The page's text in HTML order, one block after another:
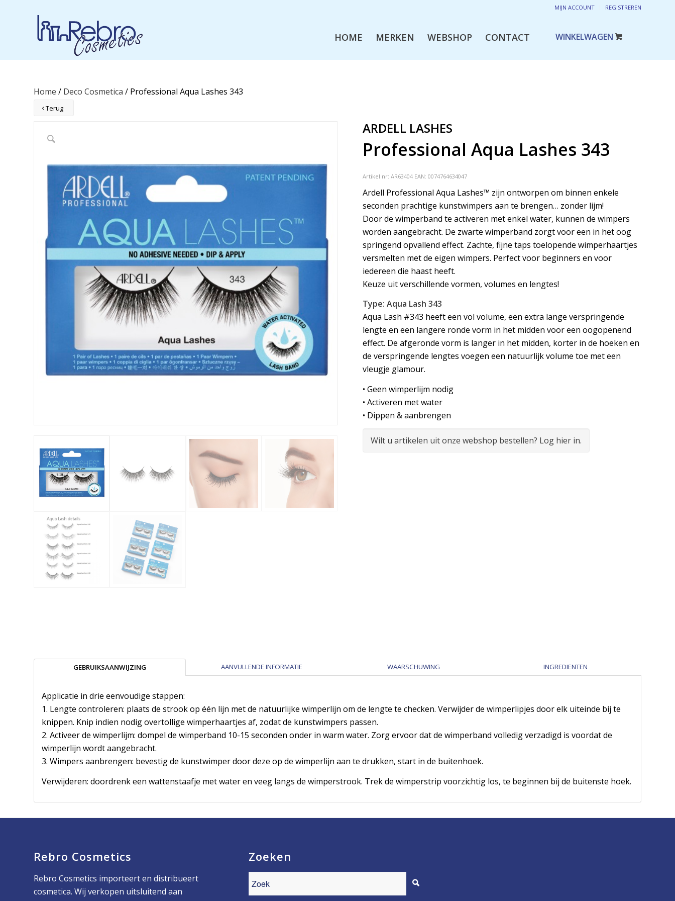
MIJN ACCOUNT REGISTREREN
HOME MERKEN WEBSHOP CONTACT
Home / Deco Cosmetica / Professional Aqua Lashes 343
Terug
ARDELL LASHES
Professional Aqua Lashes 343
Artikel nr: AR63404 EAN: 0074764634047
Ardell Professional Aqua Lashes™ zijn ontworpen om binnen enkele
seconden prachtige kunstwimpers aan te brengen… zonder lijm!
Door de wimperband te activeren met enkel water, kunnen de wimpers
worden aangebracht. De zwarte wimperband zorgt voor een in het oog
springend opvallend effect. Zachte, fijne taps toelopende wimperhaartjes
versmelten met de eigen wimpers. Perfect voor beginners en voor
iedereen die haast heeft.
Keuze uit verschillende vormen, volumes en lengtes!
Type: Aqua Lash 343
Aqua Lash #343 heeft een vol volume, een extra lange verspringende
lengte en een langere ronde vorm in het midden voor een oogopenend
effect. De afgeronde vorm is langer in het midden, korter in de hoeken en
de verspringende lengtes voegen een natuurlijk volume toe met een
vleugje glamour.
• Geen wimperlijm nodig
• Activeren met water
• Dippen & aanbrengen
Wilt u artikelen uit onze webshop bestellen? Log hier in.
GEBRUIKSAANWIJZING AANVULLENDE INFORMATIE WAARSCHUWING INGREDIENTEN
Applicatie in drie eenvoudige stappen:
1. Lengte controleren: plaats de strook op één lijn met de natuurlijke wimperlijn om de lengte te checken. Verwijder de wimperlipjes door elk uiteinde bij te
knippen. Knip indien nodig overtollige wimperhaartjes af, zodat de kunstwimpers passen.
2. Activeer de wimperlijm: dompel de wimperband 10-15 seconden onder in warm water. Zorg ervoor dat de wimperband volledig verzadigd is voordat de
wimperlijn wordt aangebracht.
3. Wimpers aanbrengen: bevestig de kunstwimper door deze op de wimperlijn aan te drukken, start in de buitenhoek.
Verwijderen: doordrenk een wattenstaafje met water en veeg langs de wimperstrook. Trek de wimperstrip voorzichtig los, te beginnen bij de buitenste hoek.
Rebro Cosmetics
Rebro Cosmetics importeert en distribueert
cosmetica. Wij verkopen uitsluitend aan
Zoeken